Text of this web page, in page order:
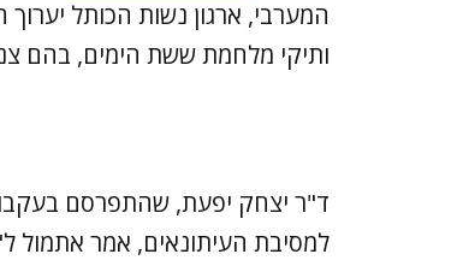
ותיקי מלחמת ששת הימים, בהם
ד"ר יצחק יפעת, שהתפרסם
למסיבת העיתונאים, אמר אתמול